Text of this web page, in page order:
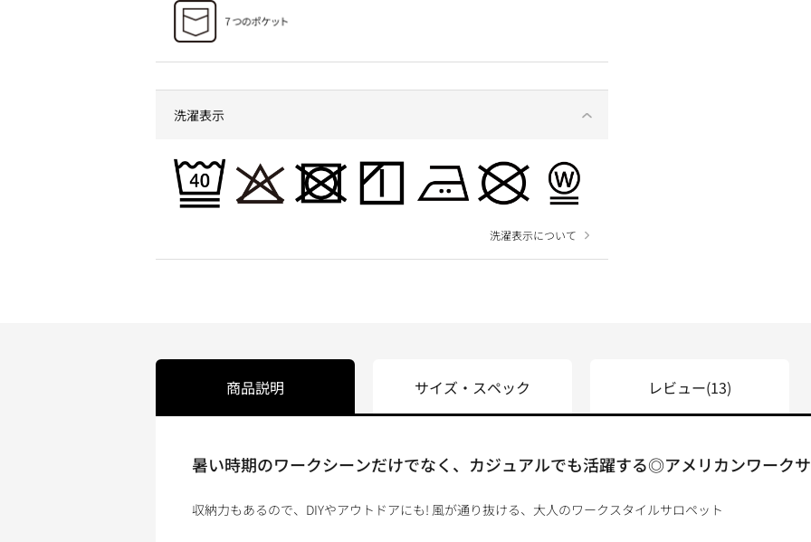
洗濯表示
洗濯表示について
商品説明
暑い時期のワークシーンだけでなく、カジュアルでも活躍する◎アメリカンワーク
収納力もあるので、DIYやアウトドアにも! 風が通り抜ける、大人のワークスタイルサロペット
サイズ・スペック レビュー(13)